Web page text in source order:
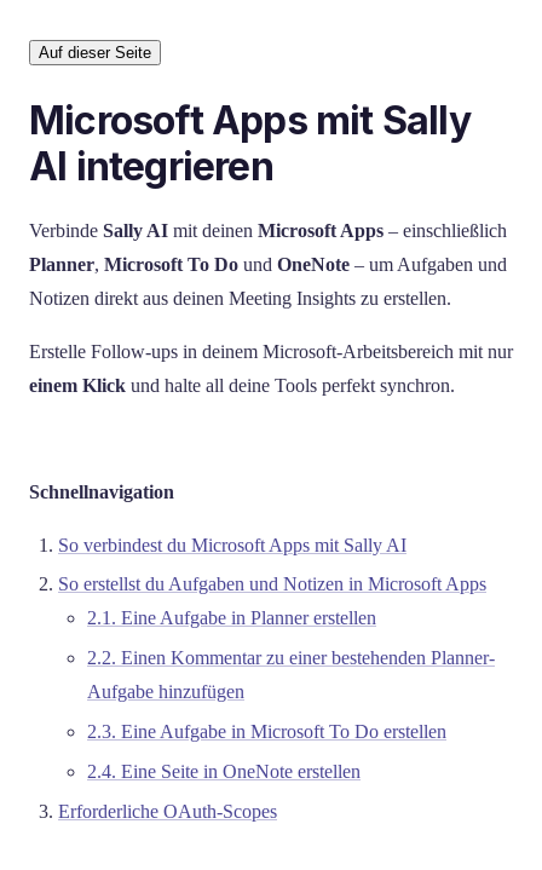
Auf dieser Seite
Microsoft Apps mit Sally
AI integrieren
Verbinde Sally AI mit deinen Microsoft Apps – einschließlich
Planner, Microsoft To Do und OneNote – um Aufgaben und
Notizen direkt aus deinen Meeting Insights zu erstellen.
Erstelle Follow-ups in deinem Microsoft-Arbeitsbereich mit nur
einem Klick und halte all deine Tools perfekt synchron.
Schnellnavigation
So verbindest du Microsoft Apps mit Sally AI
So erstellst du Aufgaben und Notizen in Microsoft Apps
2.1. Eine Aufgabe in Planner erstellen
2.2. Einen Kommentar zu einer bestehenden Planner-
Aufgabe hinzufügen
2.3. Eine Aufgabe in Microsoft To Do erstellen
2.4. Eine Seite in OneNote erstellen
Erforderliche OAuth-Scopes